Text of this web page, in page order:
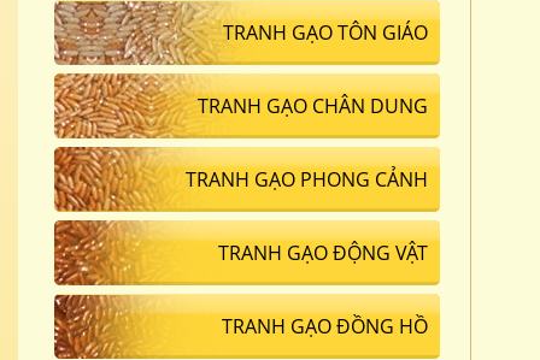
TRANH GẠO TÔN GIÁO
TRANH GẠO CHÂN DUNG
TRANH GẠO PHONG CẢNH
TRANH GẠO ĐỘNG VẬT
TRANH GẠO ĐỒNG HỒ